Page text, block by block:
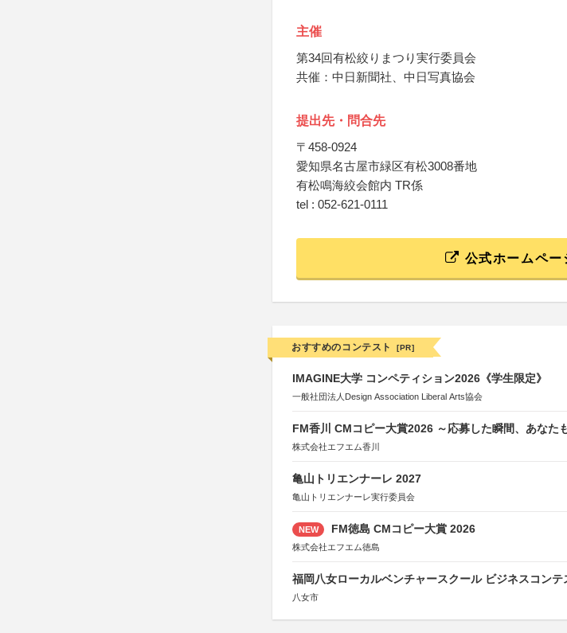
主催
第34回有松絞りまつり実行委員会
共催：中日新聞社、中日写真協会
提出先・問合先
〒458-0924
愛知県名古屋市緑区有松3008番地
有松鳴海絞会館内 TR係
tel : 052-621-0111
公式ホームペー
おすすめのコンテスト [PR]
IMAGINE大学 コンペティション2026《学生限定》
一般社団法人Design Association Liberal Arts協会
FM香川 CMコピー大賞2026 ～応募した瞬間、あなた
株式会社エフエム香川
亀山トリエンナーレ 2027
亀山トリエンナーレ実行委員会
NEW FM徳島 CMコピー大賞 2026
株式会社エフエム徳島
福岡八女ローカルベンチャースクール ビジネスコンテ
八女市